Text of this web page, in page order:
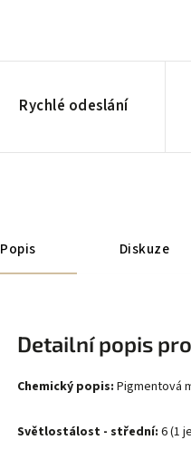
Rychlé odeslání
Popis Diskuze
Detailní popis
Chemický popis: Pigmentová
Světlostálost - střední: 6 (1